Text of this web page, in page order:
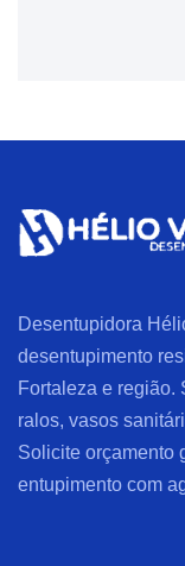
Desentupidora
desentupimento
Fortaleza e região.
ralos, vasos
Solicite orçamento
entupimento com